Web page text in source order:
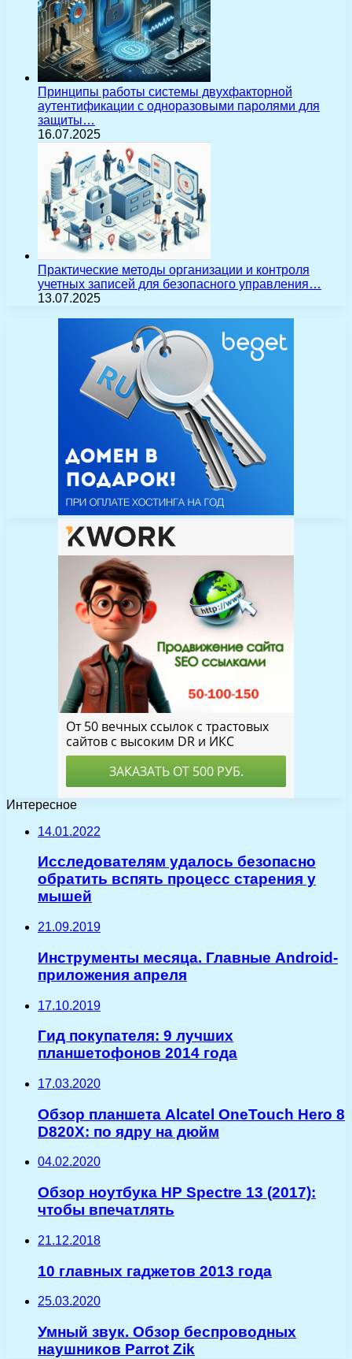
Принципы работы системы двухфакторной
аутентификации с одноразовыми паролями для
защиты…
16.07.2025
Практические методы организации и контроля
учетных записей для безопасного управления…
13.07.2025
Интересное
14.01.2022
Исследователям удалось безопасно
обратить вспять процесс старения у
мышей
21.09.2019
Инструменты месяца. Главные Android-
приложения апреля
17.10.2019
Гид покупателя: 9 лучших
планшетофонов 2014 года
17.03.2020
Обзор планшета Alcatel OneTouch Hero 8
D820Х: по ядру на дюйм
04.02.2020
Обзор ноутбука HP Spectre 13 (2017):
чтобы впечатлять
21.12.2018
10 главных гаджетов 2013 года
25.03.2020
Умный звук. Обзор беспроводных
наушников Parrot Zik